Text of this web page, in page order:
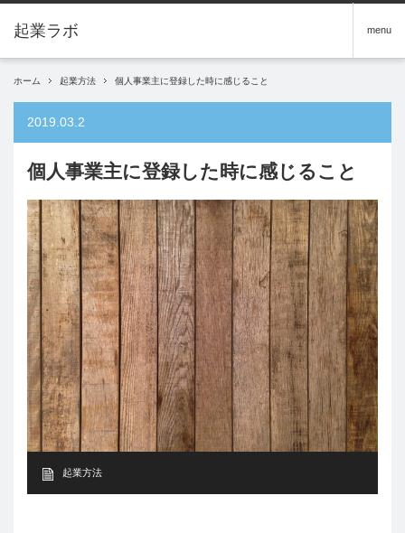
menu
ホーム 起業方法 個人事業主に登録した時に感じること
2019.03.2
個人事業主に登録した時に感じること
起業方法